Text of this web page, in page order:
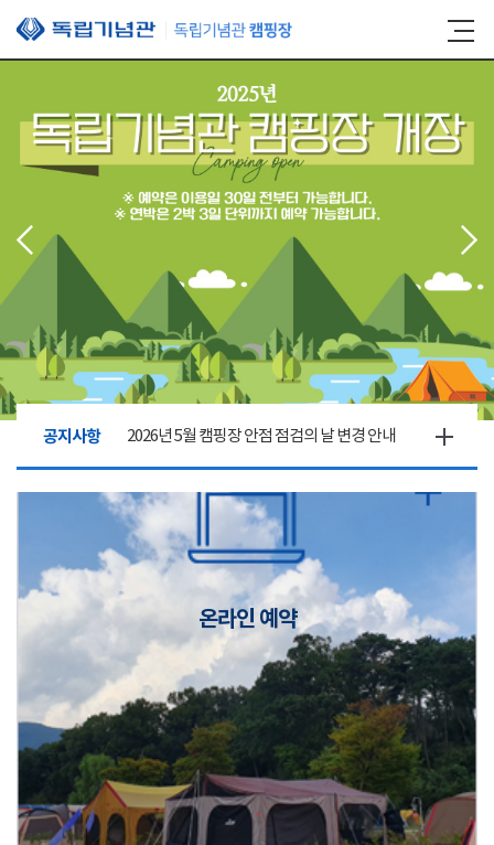
본문 바로가기
공지사항 2026년 5월 캠핑장 안점 점검의 날 변경 안내
캠핑장(9월1일~6일) 미운영 공지
2026년 5월 캠핑장 안점 점검의 날 변경 안내
캠핑장(9월1일~6일) 미운영 공지
2026년 5월 캠핑장 안점 점검의 날 변경 안내
온라인 예약